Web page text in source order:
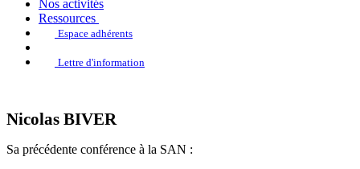
Nos activités
Ressources
Espace adhérents
Lettre d'information
Nicolas BIVER
Sa précédente conférence à la SAN :